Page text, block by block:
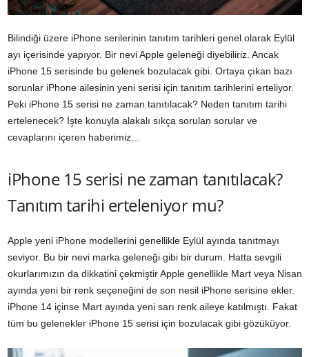
Bilindiği üzere iPhone serilerinin tanıtım tarihleri genel olarak Eylül
ayı içerisinde yapıyor. Bir nevi Apple geleneği diyebiliriz. Ancak
iPhone 15 serisinde bu gelenek bozulacak gibi. Ortaya çıkan bazı
sorunlar iPhone ailesinin yeni serisi için tanıtım tarihlerini erteliyor.
Peki iPhone 15 serisi ne zaman tanıtılacak? Neden tanıtım tarihi
ertelenecek? İşte konuyla alakalı sıkça sorulan sorular ve
cevaplarını içeren haberimiz…
iPhone 15 serisi ne zaman tanıtılacak?
Tanıtım tarihi erteleniyor mu?
Apple yeni iPhone modellerini genellikle Eylül ayında tanıtmayı
seviyor. Bu bir nevi marka geleneği gibi bir durum. Hatta sevgili
okurlarımızın da dikkatini çekmiştir Apple genellikle Mart veya Nisan
ayında yeni bir renk seçeneğini de son nesil iPhone serisine ekler.
iPhone 14 içinse Mart ayında yeni sarı renk aileye katılmıştı. Fakat
tüm bu gelenekler iPhone 15 serisi için bozulacak gibi gözüküyor.